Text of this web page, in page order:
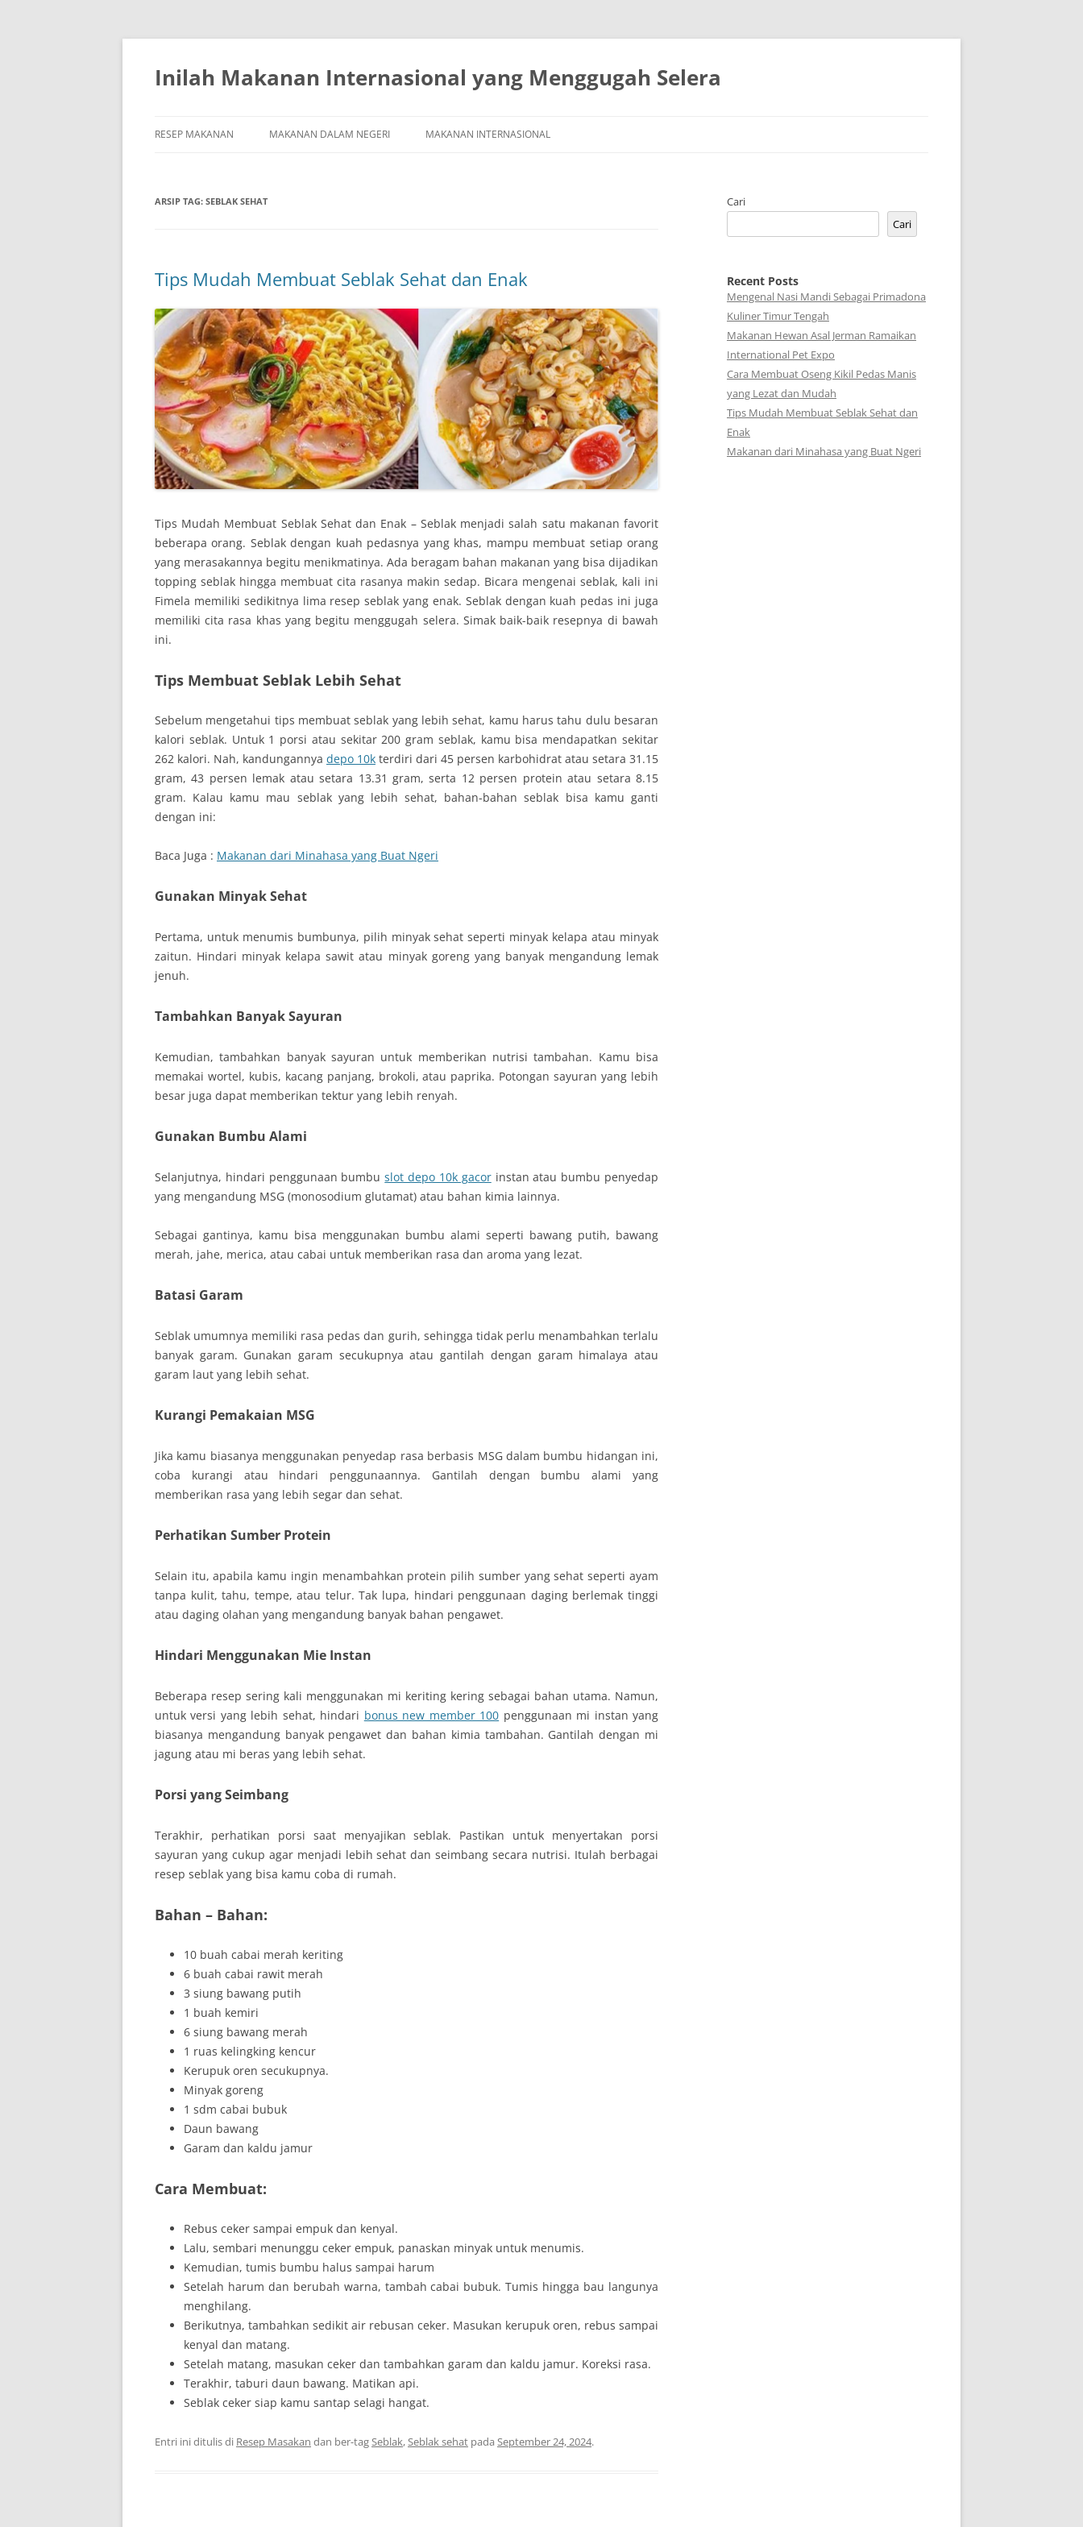
Inilah Makanan Internasional yang Menggugah Selera
ke
RESEP MAKANAN MAKANAN DALAM NEGERI MAKANAN INTERNASIONAL
ARSIP TAG: SEBLAK SEHAT
Tips Mudah Membuat Seblak Sehat dan Enak
Tips Mudah Membuat Seblak Sehat dan Enak – Seblak menjadi salah satu makanan favorit
beberapa orang. Seblak dengan kuah pedasnya yang khas, mampu membuat setiap orang
yang merasakannya begitu menikmatinya. Ada beragam bahan makanan yang bisa dijadikan
topping seblak hingga membuat cita rasanya makin sedap. Bicara mengenai seblak, kali ini
Fimela memiliki sedikitnya lima resep seblak yang enak. Seblak dengan kuah pedas ini juga
memiliki cita rasa khas yang begitu menggugah selera. Simak baik-baik resepnya di bawah
ini.
Tips Membuat Seblak Lebih Sehat
Sebelum mengetahui tips membuat seblak yang lebih sehat, kamu harus tahu dulu besaran
kalori seblak. Untuk 1 porsi atau sekitar 200 gram seblak, kamu bisa mendapatkan sekitar
262 kalori. Nah, kandungannya depo 10k terdiri dari 45 persen karbohidrat atau setara 31.15
gram, 43 persen lemak atau setara 13.31 gram, serta 12 persen protein atau setara 8.15
gram. Kalau kamu mau seblak yang lebih sehat, bahan-bahan seblak bisa kamu ganti
dengan ini:
Baca Juga : Makanan dari Minahasa yang Buat Ngeri
Gunakan Minyak Sehat
Pertama, untuk menumis bumbunya, pilih minyak sehat seperti minyak kelapa atau minyak
zaitun. Hindari minyak kelapa sawit atau minyak goreng yang banyak mengandung lemak
jenuh.
Tambahkan Banyak Sayuran
Kemudian, tambahkan banyak sayuran untuk memberikan nutrisi tambahan. Kamu bisa
memakai wortel, kubis, kacang panjang, brokoli, atau paprika. Potongan sayuran yang lebih
besar juga dapat memberikan tektur yang lebih renyah.
Gunakan Bumbu Alami
Selanjutnya, hindari penggunaan bumbuslot depo 10k gacorinstan atau bumbu penyedap
yang mengandung MSG (monosodium glutamat) atau bahan kimia lainnya.
Sebagai gantinya, kamu bisa menggunakan bumbu alami seperti bawang putih, bawang
merah, jahe, merica, atau cabai untuk memberikan rasa dan aroma yang lezat.
Batasi Garam
Seblak umumnya memiliki rasa pedas dan gurih, sehingga tidak perlu menambahkan terlalu
banyak garam. Gunakan garam secukupnya atau gantilah dengan garam himalaya atau
garam laut yang lebih sehat.
Kurangi Pemakaian MSG
Jika kamu biasanya menggunakan penyedap rasa berbasis MSG dalam bumbu hidangan ini,
coba kurangi atau hindari penggunaannya. Gantilah dengan bumbu alami yang
memberikan rasa yang lebih segar dan sehat.
Perhatikan Sumber Protein
Selain itu, apabila kamu ingin menambahkan protein pilih sumber yang sehat seperti ayam
tanpa kulit, tahu, tempe, atau telur. Tak lupa, hindari penggunaan daging berlemak tinggi
atau daging olahan yang mengandung banyak bahan pengawet.
Hindari Menggunakan Mie Instan
Beberapa resep sering kali menggunakan mi keriting kering sebagai bahan utama. Namun,
untuk versi yang lebih sehat, hindari bonus new member 100 penggunaan mi instan yang
biasanya mengandung banyak pengawet dan bahan kimia tambahan. Gantilah dengan mi
jagung atau mi beras yang lebih sehat.
Porsi yang Seimbang
Terakhir, perhatikan porsi saat menyajikan seblak. Pastikan untuk menyertakan porsi
sayuran yang cukup agar menjadi lebih sehat dan seimbang secara nutrisi. Itulah berbagai
resep seblak yang bisa kamu coba di rumah.
Bahan – Bahan:
10 buah cabai merah keriting
6 buah cabai rawit merah
3 siung bawang putih
1 buah kemiri
6 siung bawang merah
1 ruas kelingking kencur
Kerupuk oren secukupnya.
Minyak goreng
1 sdm cabai bubuk
Daun bawang
Garam dan kaldu jamur
Cara Membuat:
Rebus ceker sampai empuk dan kenyal.
Lalu, sembari menunggu ceker empuk, panaskan minyak untuk menumis.
Kemudian, tumis bumbu halus sampai harum
Setelah harum dan berubah warna, tambah cabai bubuk. Tumis hingga bau langunya
menghilang.
Berikutnya, tambahkan sedikit air rebusan ceker. Masukan kerupuk oren, rebus sampai
kenyal dan matang.
Setelah matang, masukan ceker dan tambahkan garam dan kaldu jamur. Koreksi rasa.
Terakhir, taburi daun bawang. Matikan api.
Seblak ceker siap kamu santap selagi hangat.
Entri ini ditulis di Resep Masakan dan ber-tagSeblak,Seblak sehat pada September 24, 2024.
Cari
Cari
Recent Posts
Mengenal Nasi Mandi Sebagai Primadona
Kuliner Timur Tengah
Makanan Hewan Asal Jerman Ramaikan
International Pet Expo
Cara Membuat Oseng Kikil Pedas Manis
yang Lezat dan Mudah
Tips Mudah Membuat Seblak Sehat dan
Enak
Makanan dari Minahasa yang Buat Ngeri